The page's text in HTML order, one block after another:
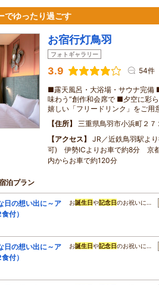
でゆったり過ごす
お宿行灯鳥羽
フォトギャラリー
3.9 54件
■露天風呂・大浴場・サウナ完備
味わう”創作和会席で ■夕空に彩
嬉しい「フリードリンク」をご用
住所
三重県鳥羽市小浜町２７
アクセス
JR／近鉄鳥羽駅よ
可) 伊勢ICよりお車で約8分 京
内からお車で約120分
泊プラン
日の想い出に～ア
付）
お誕生日や記念日のお祝いに…
日の想い出に～ア
付）
お誕生日や記念日のお祝いに…